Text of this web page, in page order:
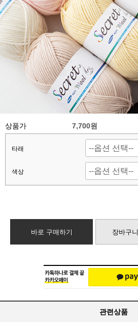
상품가 7,700원
타래
색상
바로 구매하기 장바구니
관련상품